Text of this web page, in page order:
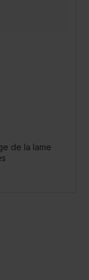
de la lame